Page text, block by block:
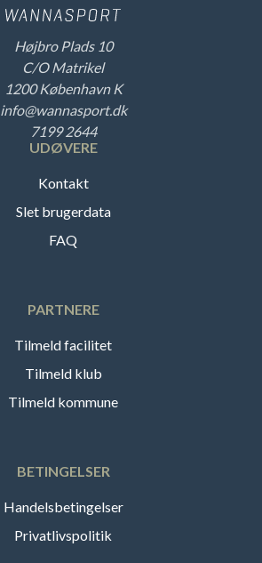
Højbro Plads 10
C/O Matrikel
1200 København K
info@wannasport.dk
7199 2644
UDØVERE
Kontakt
Slet brugerdata
FAQ
PARTNERE
Tilmeld facilitet
Tilmeld klub
Tilmeld kommune
BETINGELSER
Handelsbetingelser
Privatlivspolitik